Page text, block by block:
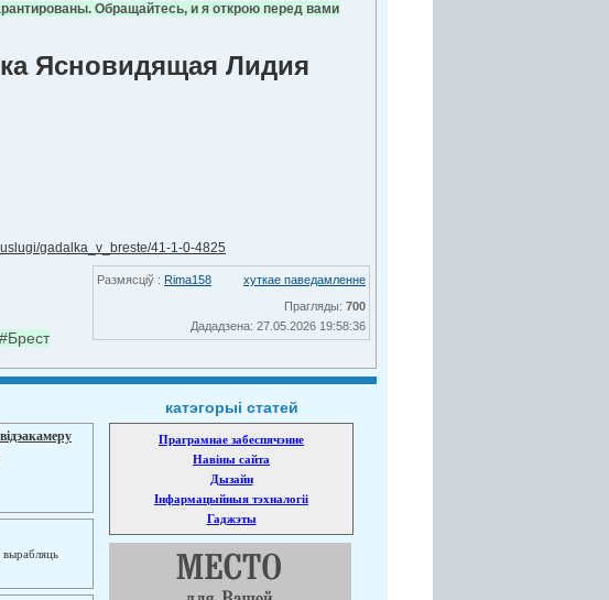
Обращайтесь, и я открою перед вами
Ясновидящая Лидия
gadalka_v_breste/41-1-0-4825
Размясціў : Rima158
хуткае паведамленне
Прагляды: 700
Дададзена: 27.05.2026 19:58:36
вырабляць
катэгорыі статей
Праграмнае забеспячэнне
Навіны сайта
Дызайн
Інфармацыйныя тэхналогіі
Гаджэты